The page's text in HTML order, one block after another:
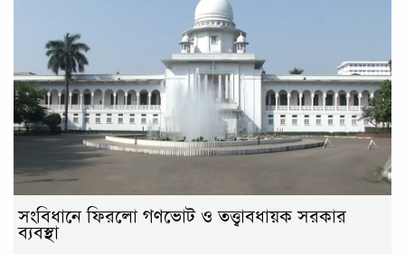
সংবিধানে ফিরলো গণভোট ও তত্ত্বাবধায়ক সরকার
ব্যবস্থা